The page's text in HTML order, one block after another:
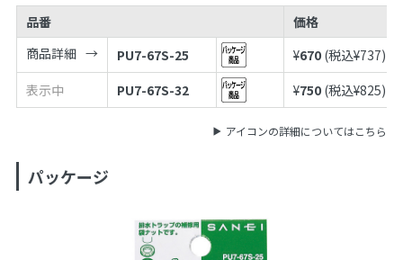
品番
価格
商品詳細
PU7-67S-25 ¥670 (税込¥737)
表示中
PU7-67S-32 ¥750 (税込¥825)
アイコンの詳細についてはこちら
パッケージ